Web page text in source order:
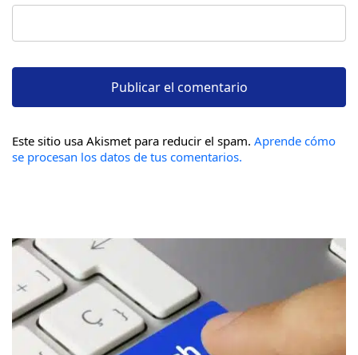
Este sitio usa Akismet para reducir el spam. Aprende cómo
se procesan los datos de tus comentarios.